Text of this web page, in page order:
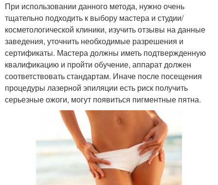
При использовании данного метода, нужно очень
тщательно подходить к выбору мастера и студии/
косметологической клиники, изучить отзывы на данные
заведения, уточнить необходимые разрешения и
сертификаты. Мастера должны иметь подтвержденную
квалификацию и пройти обучение, аппарат должен
соответствовать стандартам. Иначе после посещения
процедуры лазерной эпиляции есть риск получить
серьезные ожоги, могут появиться пигментные пятна.